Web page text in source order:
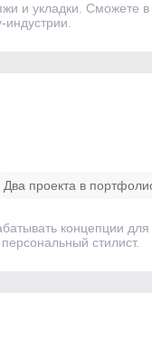
и укладки. Сможете
Два проекта в
концепции
стилист.